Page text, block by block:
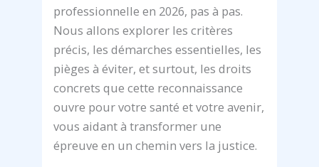
professionnelle en 2026, pas à pas.
Nous allons explorer les critères
précis, les démarches essentielles, les
pièges à éviter, et surtout, les droits
concrets que cette reconnaissance
ouvre pour votre santé et votre avenir,
vous aidant à transformer une
épreuve en un chemin vers la justice.